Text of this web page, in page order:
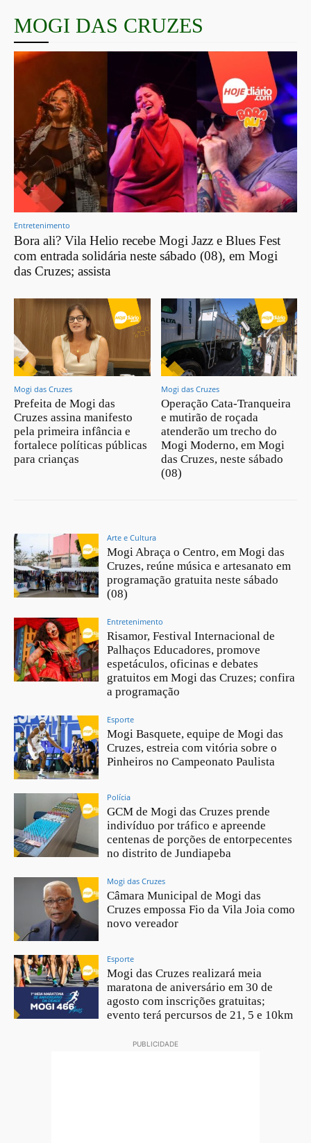
MOGI DAS CRUZES
Entretenimento
Bora ali? Vila Helio recebe Mogi Jazz e Blues Fest
com entrada solidária neste sábado (08), em Mogi
das Cruzes; assista
Mogi das Cruzes
Prefeita de Mogi das
Cruzes assina manifesto
pela primeira infância e
fortalece políticas públicas
para crianças
Mogi das Cruzes
Operação Cata-Tranqueira
e mutirão de roçada
atenderão um trecho do
Mogi Moderno, em Mogi
das Cruzes, neste sábado
(08)
Arte e Cultura
Mogi Abraça o Centro, em Mogi das
Cruzes, reúne música e artesanato em
programação gratuita neste sábado
(08)
Entretenimento
Risamor, Festival Internacional de
Palhaços Educadores, promove
espetáculos, oficinas e debates
gratuitos em Mogi das Cruzes; confira
a programação
Esporte
Mogi Basquete, equipe de Mogi das
Cruzes, estreia com vitória sobre o
Pinheiros no Campeonato Paulista
Polícia
GCM de Mogi das Cruzes prende
indivíduo por tráfico e apreende
centenas de porções de entorpecentes
no distrito de Jundiapeba
Mogi das Cruzes
Câmara Municipal de Mogi das
Cruzes empossa Fio da Vila Joia como
novo vereador
Esporte
Mogi das Cruzes realizará meia
maratona de aniversário em 30 de
agosto com inscrições gratuitas;
evento terá percursos de 21, 5 e 10km
PUBLICIDADE